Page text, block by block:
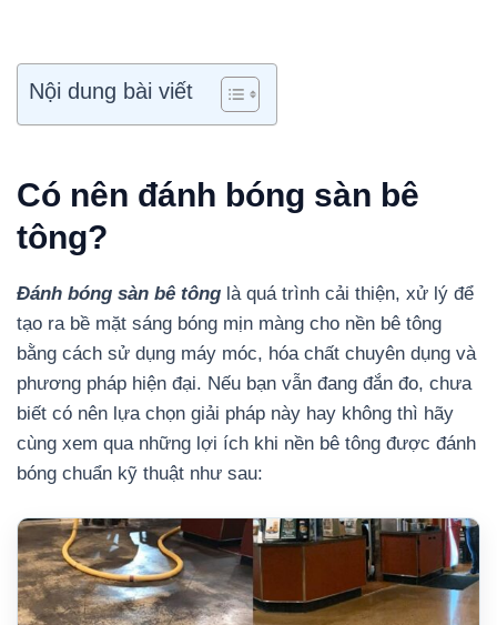
Nội dung bài viết
Có nên đánh bóng sàn bê
tông?
Đánh bóng sàn bê tông là quá trình cải thiện, xử lý để
tạo ra bề mặt sáng bóng mịn màng cho nền bê tông
bằng cách sử dụng máy móc, hóa chất chuyên dụng và
phương pháp hiện đại. Nếu bạn vẫn đang đắn đo, chưa
biết có nên lựa chọn giải pháp này hay không thì hãy
cùng xem qua những lợi ích khi nền bê tông được đánh
bóng chuẩn kỹ thuật như sau: